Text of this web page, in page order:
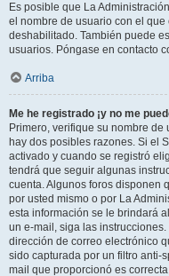
Es posible que La
el nombre de usuario con el
deshabilitado. También puede
usuarios. Póngase en contacto
Arriba
Me he registrado ¡y no me
Primero, verifique su nombre
hay dos posibles razones. Si el
activado y cuando se registró
tendrá que seguir algunas
cuenta. Algunos foros disponen
por usted mismo o por La
esta información se le brindará
un e-mail, siga las
dirección de correo electrónico
sido capturada por un filtro anti-
mail que proporcionó es